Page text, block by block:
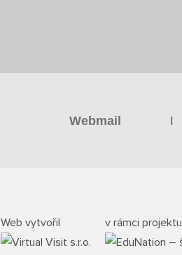
Webmail |
Web vytvořil v rámci projektu